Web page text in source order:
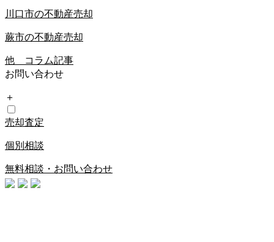
川口市の不動産売却
蕨市の不動産売却
他 コラム記事
お問い合わせ
＋
売却査定
個別相談
無料相談・お問い合わせ